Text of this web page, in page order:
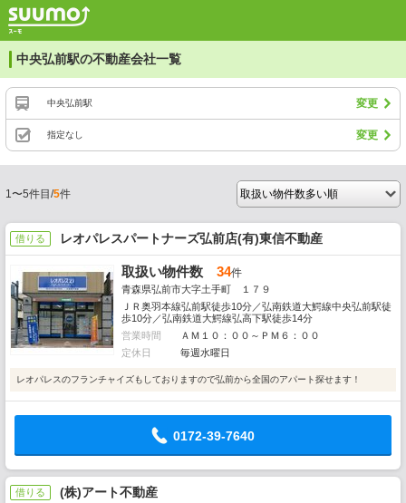
中央弘前駅の不動産会社一覧
中央弘前駅 変更
指定なし 変更
1〜5件目/5件
借りる レオパレスパートナーズ弘前店(有)東信不動産
取扱い物件数 34件
青森県弘前市大字土手町 １７９
ＪＲ奥羽本線弘前駅徒歩10分／弘南鉄道大鰐線中央弘前駅徒
歩10分／弘南鉄道大鰐線弘高下駅徒歩14分
営業時間
ＡＭ１０：００～ＰＭ６：００
定休日
毎週水曜日
レオパレスのフランチャイズもしておりますので弘前から全国のアパート探せます！
0172-39-7640
借りる (株)アート不動産